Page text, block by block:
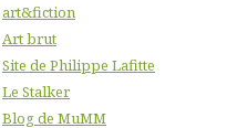
art&fiction
Art brut
Site de Philippe Lafitte
Le Stalker
Blog de MuMM